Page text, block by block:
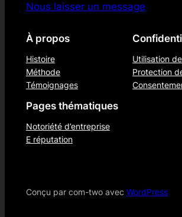
Nous laisser un message
À propos
Histoire
Méthode
Témoignages
Utilisation
Protection
Pages thématiques
Notoriété d’entreprise
E réputation
Conçu par com-two avec WordPress